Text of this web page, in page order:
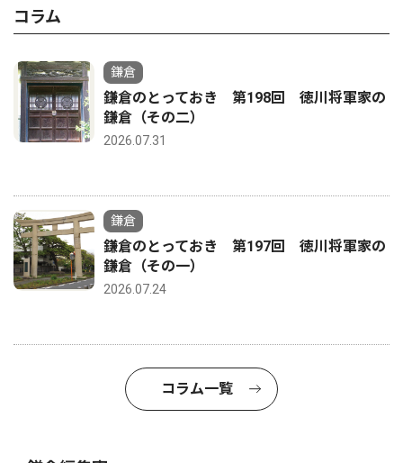
コラム
鎌倉
鎌倉のとっておき 第198回 徳川将軍家の
鎌倉（その二）
2026.07.31
鎌倉
鎌倉のとっておき 第197回 徳川将軍家の
鎌倉（その一）
2026.07.24
コラム一覧